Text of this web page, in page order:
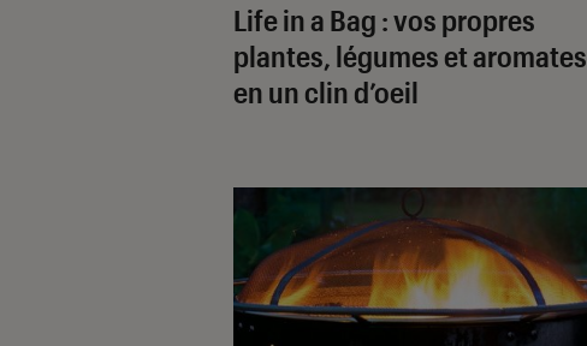
Life in a Bag : vos propres
plantes, légumes et aromates
en un clin d’oeil